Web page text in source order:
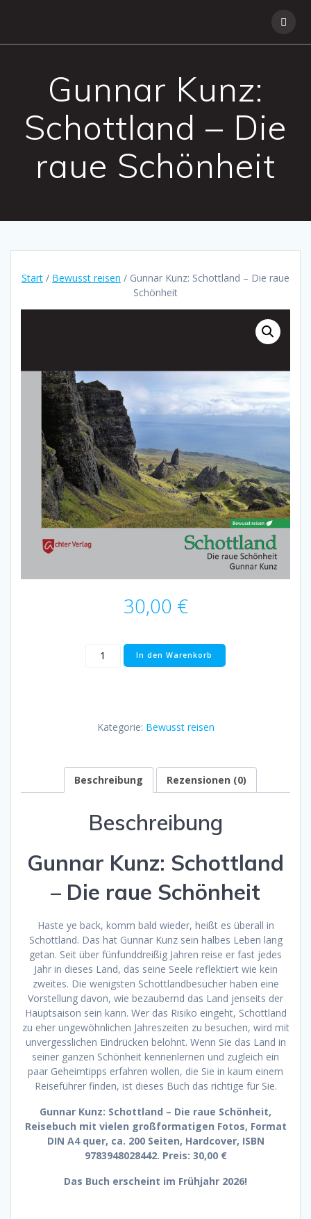
Gunnar Kunz:
Schottland – Die
raue Schönheit
Start / Bewusst reisen / Gunnar Kunz: Schottland – Die raue
Schönheit
30,00 €
Gunnar
Kunz:
raue
Schönheit
In den Warenkorb
Kategorie: Bewusst reisen
Beschreibung Rezensionen (0)
Beschreibung
Gunnar Kunz: Schottland
– Die raue Schönheit
Haste ye back, komm bald wieder, heißt es überall in
Schottland. Das hat Gunnar Kunz sein halbes Leben lang
getan. Seit über fünfunddreißig Jahren reise er fast jedes
Jahr in dieses Land, das seine Seele reflektiert wie kein
zweites. Die wenigsten Schottlandbesucher haben eine
Vorstellung davon, wie bezaubernd das Land jenseits der
Hauptsaison sein kann. Wer das Risiko eingeht, Schottland
zu eher ungewöhnlichen Jahreszeiten zu besuchen, wird mit
unvergesslichen Eindrücken belohnt. Wenn Sie das Land in
seiner ganzen Schönheit kennenlernen und zugleich ein
paar Geheimtipps erfahren wollen, die Sie in kaum einem
Reiseführer finden, ist dieses Buch das richtige für Sie.
Gunnar Kunz: Schottland – Die raue Schönheit,
Reisebuch mit vielen großformatigen Fotos, Format
DIN A4 quer, ca. 200 Seiten, Hardcover, ISBN
9783948028442. Preis: 30,00 €
Das Buch erscheint im Frühjahr 2026!